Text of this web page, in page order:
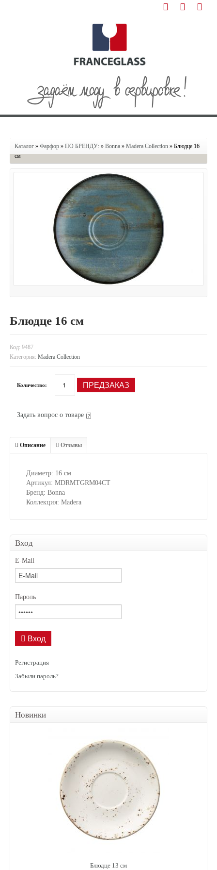
Каталог » Фарфор » ПО БРЕНДУ: » Bonna » Madera Collection » Блюдце 16
см
Блюдце 16 см
Код: 9487
Категория: Madera Collection
Количество: ПРЕДЗАКАЗ
Задать вопрос о товаре
Описание Отзывы
Диаметр: 16 см
Артикул: MDRMTGRM04CT
Бренд: Bonna
Коллекция: Madera
Вход
E-Mail
Пароль
Вход
Регистрация
Забыли пароль?
Новинки
Блюдце 13 см